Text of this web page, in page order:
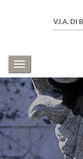
V.I.A. DI
Toggle
navigation